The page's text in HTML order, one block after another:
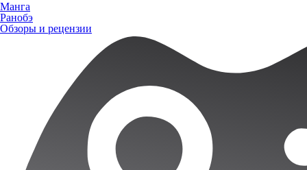
Манга
Ранобэ
Обзоры и рецензии